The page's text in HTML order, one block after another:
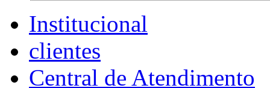
Institucional
clientes
Central de Atendimento